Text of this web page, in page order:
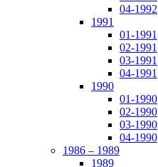
04-1992
1991
01-1991
02-1991
03-1991
04-1991
1990
01-1990
02-1990
03-1990
04-1990
1986 – 1989
1989